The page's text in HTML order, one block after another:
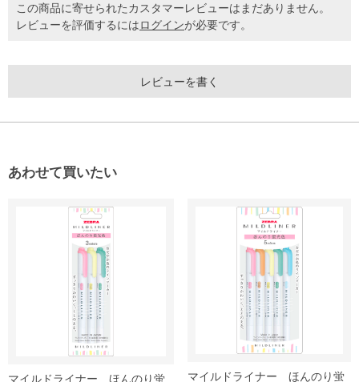
この商品に寄せられたカスタマーレビューはまだありません。
レビューを評価するにはログインが必要です。
レビューを書く
あわせて買いたい
マイルドライナー ほんのり蛍
マイルドライナー ほんのり蛍